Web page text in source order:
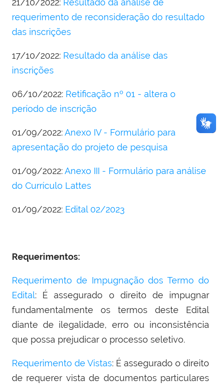
21/10/2022: Resultado da análise de
requerimento de reconsideração do resultado
das inscrições
17/10/2022: Resultado da análise das
inscrições
06/10/2022: Retificação nº 01 - altera o
período de inscrição
01/09/2022:Anexo IV - Formulário para
apresentação do projeto de pesquisa
01/09/2022:Anexo III - Formulário para análise
do Currículo Lattes
01/09/2022: Edital 02/2023
Requerimentos:
Requerimento de Impugnação dos Termo do
Edital: É assegurado o direito de impugnar
fundamentalmente os termos deste Edital
diante de ilegalidade, erro ou inconsistência
que possa prejudicar o processo seletivo.
Requerimento de Vistas: É assegurado o direito
de requerer vista de documentos particulares